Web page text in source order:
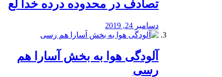
تصادف در محدوده درده خدا لع
دسامبر 24, 2019
آلودگی هوا به بخش آسارا هم
رسی